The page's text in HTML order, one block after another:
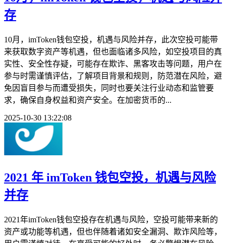
存
10月，imToken钱包空投，机遇与风险并存，此次空投可能带
来获取数字资产等机遇，但也面临诸多风险，如空投项目的真
实性、安全性存疑，可能存在欺诈、黑客攻击等问题，用户在
参与时需谨慎评估，了解项目背景和规则，防范潜在风险，避
免因盲目参与而遭受损失，同时也要关注行业动态和监管要
求，确保自身权益和资产安全。在加密货币的...
2025-10-30 13:22:08
2021 年 imToken 钱包空投，机遇与风险
并存
2021年imToken钱包空投存在机遇与风险，空投可能带来新的
资产或功能等机遇，但也伴随着诸如安全漏洞、欺诈风险等，